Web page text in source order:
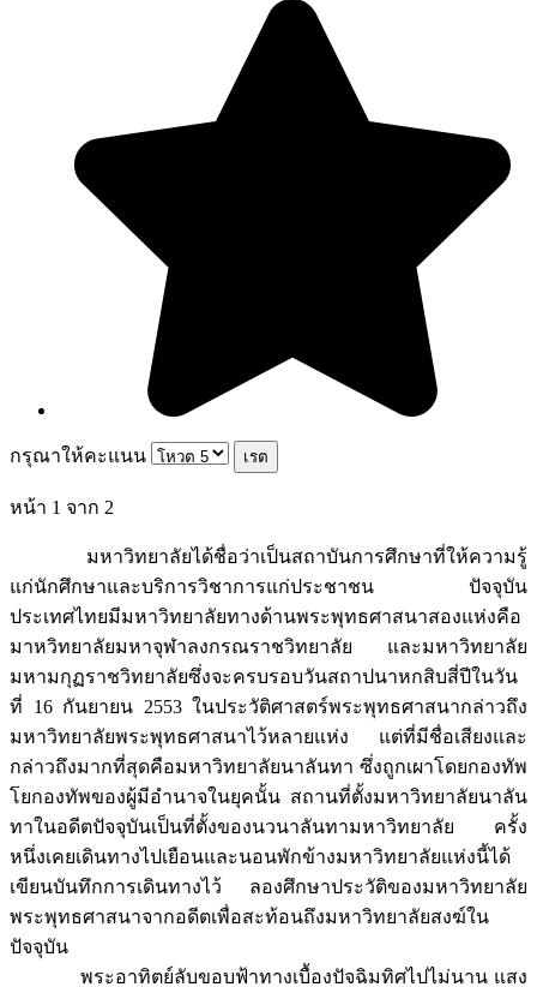
กรุณาให้คะแนน
หน้า 1 จาก 2
มหาวิทยาลัยได้ชื่อว่าเป็นสถาบันการศึกษาที่ให้ความรู้
แก่นักศึกษาและบริการวิชาการแก่ประชาชน ปัจจุบัน
ประเทศไทยมีมหาวิทยาลัยทางด้านพระพุทธศาสนาสองแห่งคือ
มาหวิทยาลัยมหาจุฬาลงกรณราชวิทยาลัย และมหาวิทยาลัย
มหามกุฏราชวิทยาลัยซึ่งจะครบรอบวันสถาปนาหกสิบสี่ปีในวัน
ที่ 16 กันยายน 2553 ในประวัติศาสตร์พระพุทธศาสนากล่าวถึง
มหาวิทยาลัยพระพุทธศาสนาไว้หลายแห่ง แต่ที่มีชื่อเสียงและ
กล่าวถึงมากที่สุดคือมหาวิทยาลัยนาลันทา ซึ่งถูกเผาโดยกองทัพ
โยกองทัพของผู้มีอำนาจในยุคนั้น สถานที่ตั้งมหาวิทยาลัยนาลัน
ทาในอดีตปัจจุบันเป็นที่ตั้งของนวนาลันทามหาวิทยาลัย ครั้ง
หนึ่งเคยเดินทางไปเยือนและนอนพักข้างมหาวิทยาลัยแห่งนี้ได้
เขียนบันทึกการเดินทางไว้ ลองศึกษาประวัติของมหาวิทยาลัย
พระพุทธศาสนาจากอดีตเพื่อสะท้อนถึงมหาวิทยาลัยสงฆ์ใน
ปัจจุบัน
พระอาทิตย์ลับขอบฟ้าทางเบื้องปัจฉิมทิศไปไม่นาน แสง